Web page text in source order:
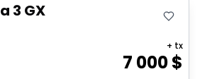
3 GX
7 000$
+ tx